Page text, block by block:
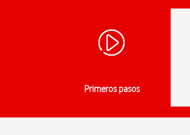
Primeros pasos